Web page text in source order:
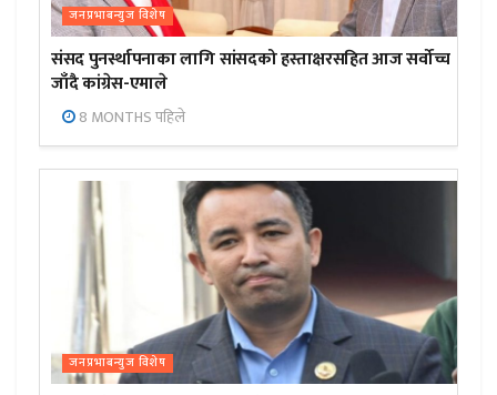
जनप्रभाबन्युज विशेष
संसद पुनर्स्थापनाका लागि सांसदको हस्ताक्षरसहित आज सर्वोच्च
जाँदै कांग्रेस-एमाले
8 MONTHS पहिले
जनप्रभाबन्युज विशेष